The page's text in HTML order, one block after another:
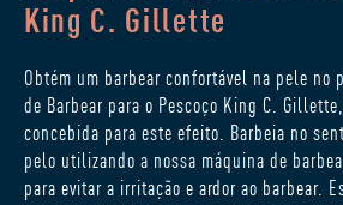
King C. Gillette
Obtém um barbear confortável na pele no
de Barbear para o Pescoço King C.
concebida para este efeito. Barbeia no
pelo utilizando a nossa máquina de
para evitar a irritação e ardor ao barbear.